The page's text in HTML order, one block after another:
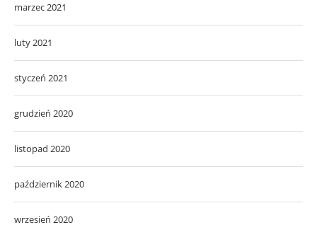
marzec 2021
luty 2021
styczeń 2021
grudzień 2020
listopad 2020
październik 2020
wrzesień 2020